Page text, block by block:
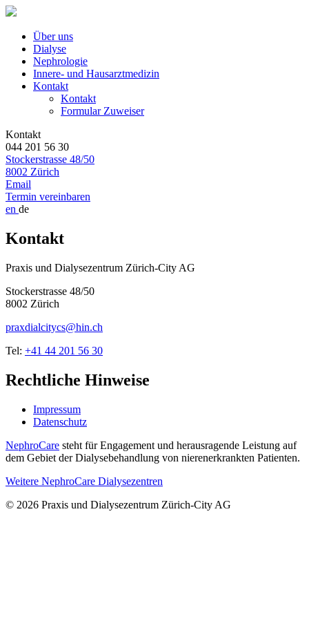
Über uns
Dialyse
Nephrologie
Innere- und Hausarztmedizin
Kontakt
Kontakt
Formular Zuweiser
Kontakt
044 201 56 30
Stockerstrasse 48/50
8002 Zürich
Email
Termin vereinbaren
en de
Kontakt
Praxis und Dialysezentrum Zürich-City AG
Stockerstrasse 48/50
8002 Zürich
praxdialcitycs@hin.ch
Tel: +41 44 201 56 30
Rechtliche Hinweise
Impressum
Datenschutz
NephroCare steht für Engagement und herausragende Leistung auf
dem Gebiet der Dialysebehandlung von nierenerkrankten Patienten.
Weitere NephroCare Dialysezentren
© 2026 Praxis und Dialysezentrum Zürich-City AG